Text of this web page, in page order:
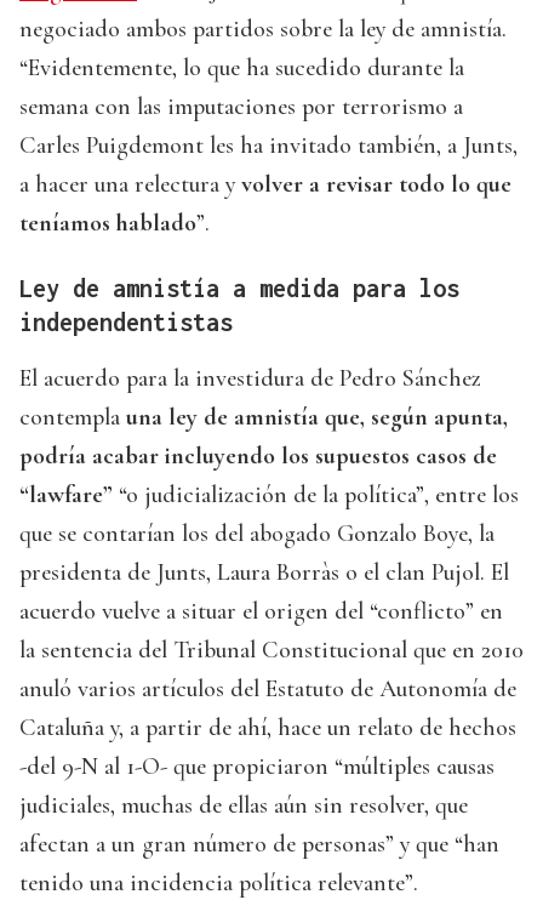
negociado ambos partidos sobre la ley de amnistía.
“Evidentemente, lo que ha sucedido durante la
semana con las imputaciones por terrorismo a
Carles Puigdemont les ha invitado también, a Junts,
a hacer una relectura yvolver a revisar todo lo que
teníamos hablado”.
Ley de amnistía a medida para los
independentistas
El acuerdo para la investidura de Pedro Sánchez
contempla una ley de amnistía que, según apunta,
podría acabar incluyendo los supuestos casos de
“lawfare” “o judicialización de la política”, entre los
que se contarían los del abogado Gonzalo Boye, la
presidenta de Junts, Laura Borràs o el clan Pujol. El
acuerdo vuelve a situar el origen del “conflicto” en
la sentencia del Tribunal Constitucional que en 2010
anuló varios artículos del Estatuto de Autonomía de
Cataluña y, a partir de ahí, hace un relato de hechos
-del 9-N al 1-O- que propiciaron “múltiples causas
judiciales, muchas de ellas aún sin resolver, que
afectan a un gran número de personas” y que “han
tenido una incidencia política relevante”.